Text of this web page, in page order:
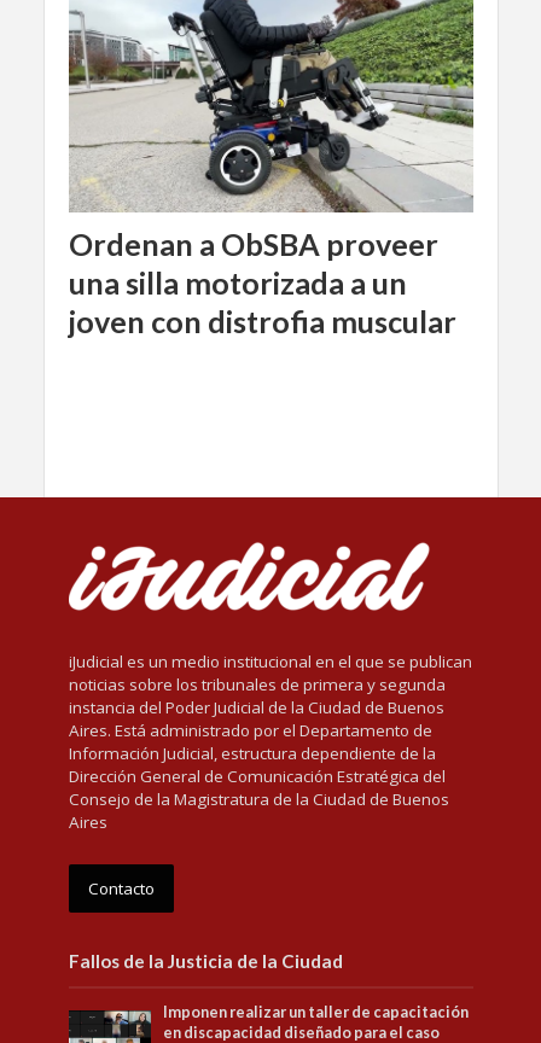
Ordenan a ObSBA proveer
una silla motorizada a un
joven con distrofia muscular
iJudicial es un medio institucional en el que se publican
noticias sobre los tribunales de primera y segunda
instancia del Poder Judicial de la Ciudad de Buenos
Aires. Está administrado por el Departamento de
Información Judicial, estructura dependiente de la
Dirección General de Comunicación Estratégica del
Consejo de la Magistratura de la Ciudad de Buenos
Aires
Contacto
Fallos de la Justicia de la Ciudad
Imponen realizar un taller de capacitación
en discapacidad diseñado para el caso